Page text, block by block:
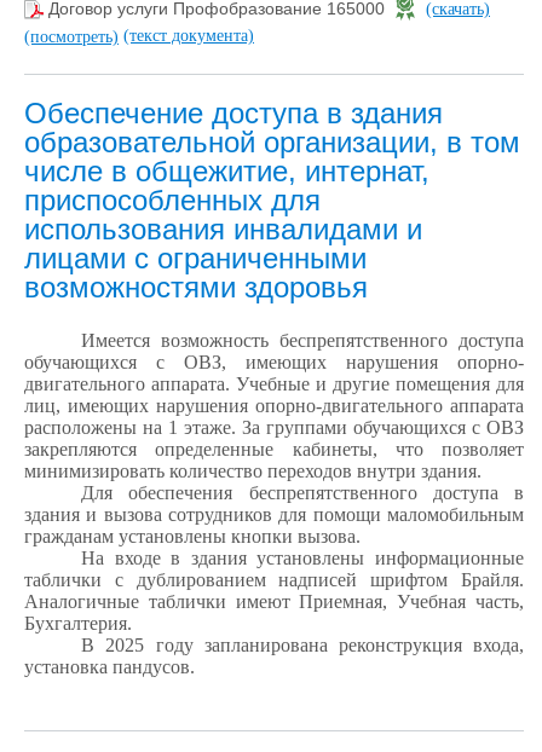
Договор услуги Профобразование 165000
(скачать)
(посмотреть) (текст документа)
Обеспечение доступа в здания
образовательной организации, в том
числе в общежитие, интернат,
приспособленных для
использования инвалидами и
лицами с ограниченными
возможностями здоровья
Имеется возможность беспрепятственного доступа
обучающихся с ОВЗ, имеющих нарушения опорно-
двигательного аппарата. Учебные и другие помещения для
лиц, имеющих нарушения опорно-двигательного аппарата
расположены на 1 этаже. За группами обучающихся с ОВЗ
закрепляются определенные кабинеты, что позволяет
минимизировать количество переходов внутри здания.
Для обеспечения беспрепятственного доступа в
здания и вызова сотрудников для помощи маломобильным
гражданам установлены кнопки вызова.
На входе в здания установлены информационные
таблички с дублированием надписей шрифтом Брайля.
Аналогичные таблички имеют Приемная, Учебная часть,
Бухгалтерия.
В 2025 году запланирована реконструкция входа,
установка пандусов.